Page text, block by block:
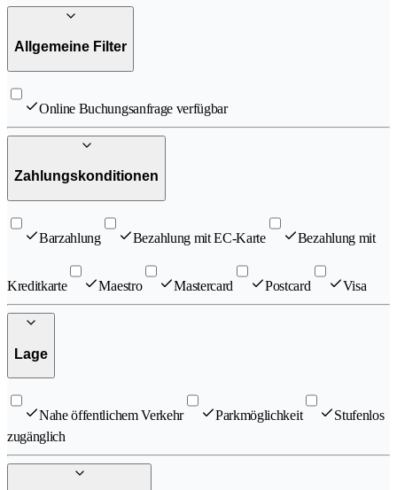
Allgemeine Filter
Online Buchungsanfrage verfügbar
Zahlungskonditionen
Barzahlung Bezahlung mit EC-Karte Bezahlung mit
Kreditkarte Maestro Mastercard Postcard Visa
Lage
Nahe öffentlichem Verkehr Parkmöglichkeit
Stufenlos
zugänglich